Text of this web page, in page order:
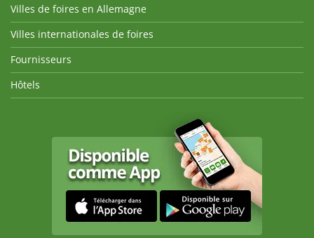
Villes de foires en Allemagne
Villes internationales de foires
Fournisseurs
Hôtels